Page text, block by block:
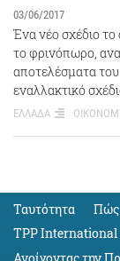
03/06/2017
Ένα νέο σχέδιο
το φρινόπωρο,
αποτελέσματα
εναλλακτικό
ΕΛΛΑΔΑ
Ταυτότητα Πώς
TPP International